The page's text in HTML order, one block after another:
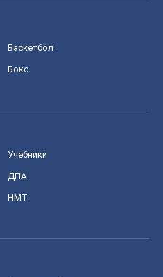
Баскетбол
Бокс
Учебники
ДПА
НМТ